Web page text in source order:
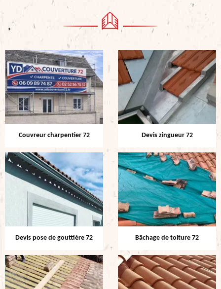
Couvreur charpentier 72 Devis zingueur 72
Devis pose de gouttière 72 Bâchage de toiture 72